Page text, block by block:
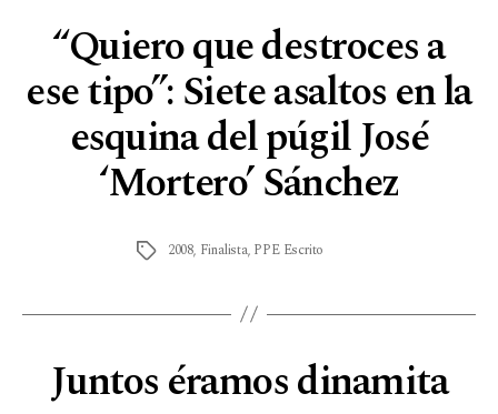
“Quiero que destroces a
ese tipo”: Siete asaltos en la
esquina del púgil José
‘Mortero’ Sánchez
2008, Finalista, PPE Escrito
Juntos éramos dinamita